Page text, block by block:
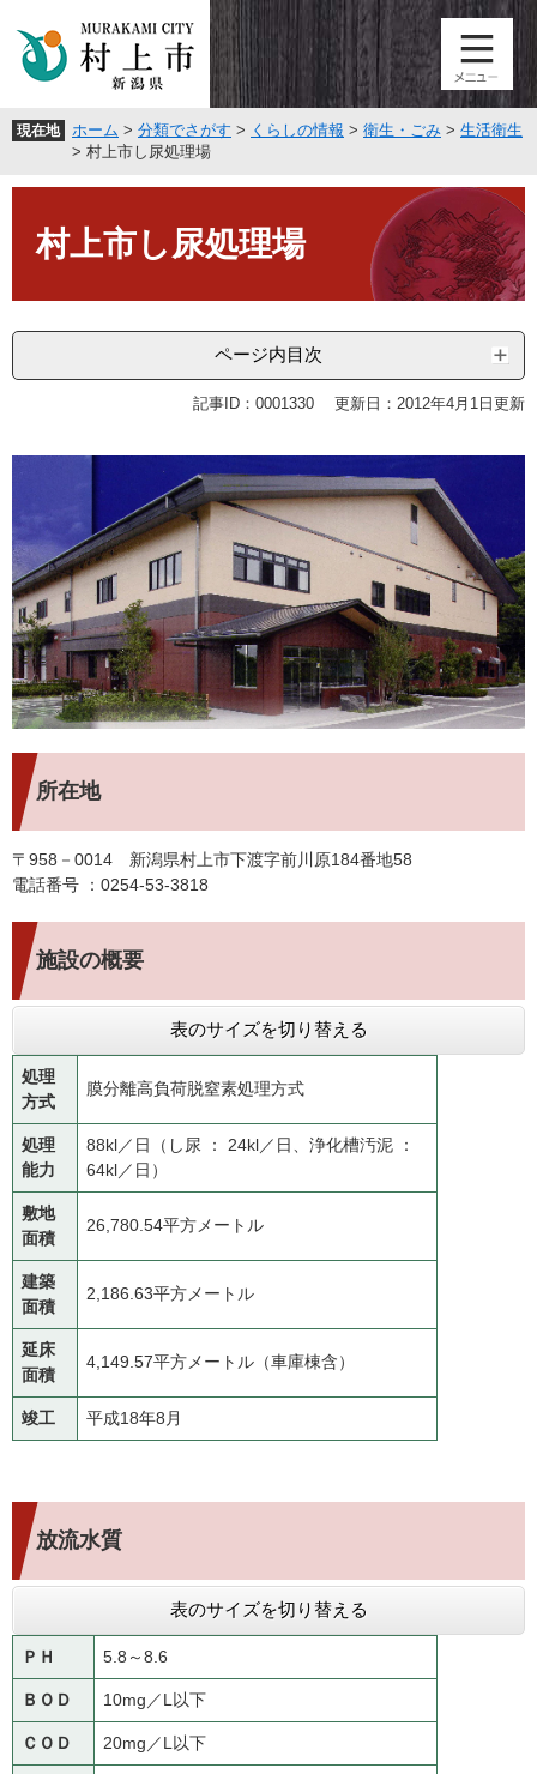
頭
す
飛
し
現在地 ホーム > 分類でさがす > くらしの情報 > 衛生・ごみ > 生活衛生
> 村上市し尿処理場
村上市し尿処理場
ページ内目次
記事ID：0001330 更新日：2012年4月1日更新
所在地
〒958－0014 新潟県村上市下渡字前川原184番地58
電話番号 ：0254-53-3818
施設の概要
表のサイズを切り替える
処理
方式
膜分離高負荷脱窒素処理方式
処理
能力
88kl／日（し尿 ： 24kl／日、浄化槽汚泥 ：
64kl／日）
敷地
面積
26,780.54平方メートル
建築
面積
2,186.63平方メートル
延床
面積
4,149.57平方メートル（車庫棟含）
竣工 平成18年8月
放流水質
表のサイズを切り替える
ＰＨ 5.8～8.6
ＢＯＤ 10mg／L以下
ＣＯＤ 20mg／L以下